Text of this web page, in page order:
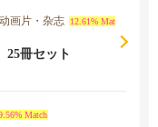
画片・杂志
12.61% Mat
冊セット
Match